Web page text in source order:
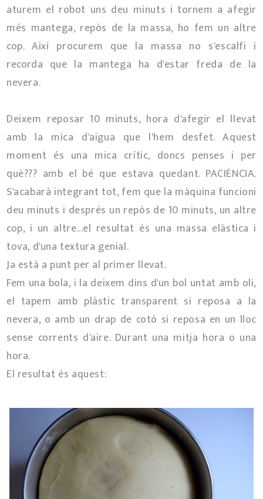
aturem el robot uns deu minuts i tornem a afegir
més mantega, repòs de la massa, ho fem un altre
cop. Així procurem que la massa no s'escalfi i
recorda que la mantega ha d'estar freda de la
nevera.
Deixem reposar 10 minuts, hora d'afegir el llevat
amb la mica d'aigua que l'hem desfet. Aquest
moment és una mica crític, doncs penses i per
què??? amb el bé que estava quedant. PACIÈNCIA.
S'acabarà integrant tot, fem que la màquina funcioni
deu minuts i després un repòs de 10 minuts, un altre
cop, i un altre...el resultat és una massa elàstica i
tova, d'una textura genial.
Ja està a punt per al primer llevat.
Fem una bola, i la deixem dins d'un bol untat amb oli,
el tapem amb plàstic transparent si reposa a la
nevera, o amb un drap de cotó si reposa en un lloc
sense corrents d'aire. Durant una mitja hora o una
hora.
El resultat és aquest: